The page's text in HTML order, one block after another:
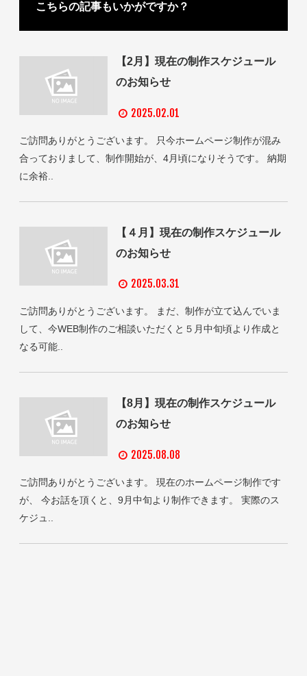
こちらの記事もいかがですか？
【2月】現在の制作スケジュール
のお知らせ
2025.02.01
ご訪問ありがとうございます。 只今ホームページ制作が混み
合っておりまして、制作開始が、4月頃になりそうです。 納期
に余裕..
【４月】現在の制作スケジュール
のお知らせ
2025.03.31
ご訪問ありがとうございます。 まだ、制作が立て込んでいま
して、今WEB制作のご相談いただくと５月中旬頃より作成と
なる可能..
【8月】現在の制作スケジュール
のお知らせ
2025.08.08
ご訪問ありがとうございます。 現在のホームページ制作です
が、 今お話を頂くと、9月中旬より制作できます。 実際のス
ケジュ..